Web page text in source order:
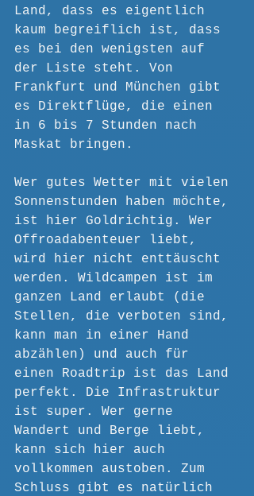
Land, dass es eigentlich
kaum begreiflich ist, dass
es bei den wenigsten auf
der Liste steht. Von
Frankfurt und München gibt
es Direktflüge, die einen
in 6 bis 7 Stunden nach
Maskat bringen.
Wer gutes Wetter mit vielen
Sonnenstunden haben möchte,
ist hier Goldrichtig. Wer
Offroadabenteuer liebt,
wird hier nicht enttäuscht
werden. Wildcampen ist im
ganzen Land erlaubt (die
Stellen, die verboten sind,
kann man in einer Hand
abzählen) und auch für
einen Roadtrip ist das Land
perfekt. Die Infrastruktur
ist super. Wer gerne
Wandert und Berge liebt,
kann sich hier auch
vollkommen austoben. Zum
Schluss gibt es natürlich